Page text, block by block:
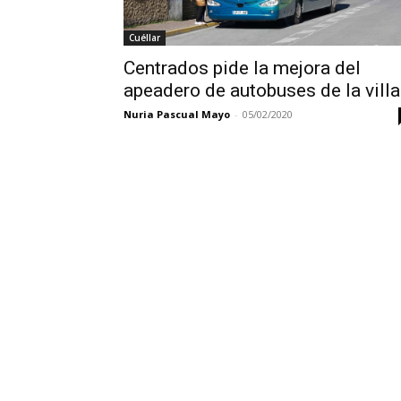
Cuéllar
Centrados pide la mejora del
apeadero de autobuses de la villa
Nuria Pascual Mayo - 05/02/2020